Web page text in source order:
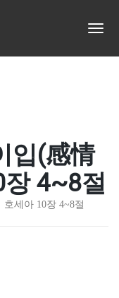
입(感情
4~8절
세아 10장 4~8절